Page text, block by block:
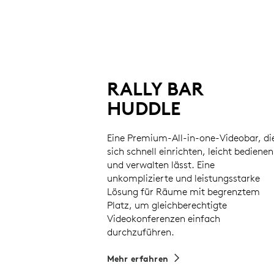
RALLY BAR
HUDDLE
Eine Premium-All-in-one-Videobar,
sich schnell einrichten, leicht bedienen
und verwalten lässt. Eine
unkomplizierte und leistungsstarke
Lösung für Räume mit begrenztem
Platz, um gleichberechtigte
Videokonferenzen einfach
durchzuführen.
Mehr erfahren